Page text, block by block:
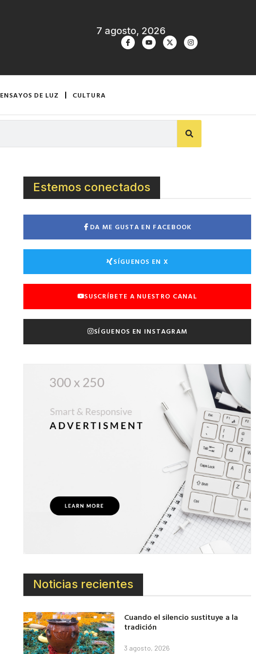
7 agosto, 2026
ENSAYOS DE LUZ CULTURA
Estemos conectados
DA ME GUSTA EN FACEBOOK
SÍGUENOS EN X
SUSCRÍBETE A NUESTRO CANAL
SÍGUENOS EN INSTAGRAM
Noticias recientes
Cuando el silencio sustituye a la
tradición
3 agosto, 2026